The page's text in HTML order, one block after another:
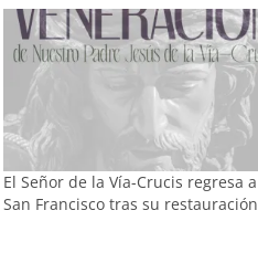
El Señor de la Vía-Crucis regresa a
San Francisco tras su restauración